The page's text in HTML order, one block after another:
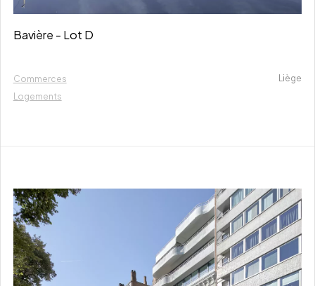
Bavière - Lot D
Commerces
Logements
Liège